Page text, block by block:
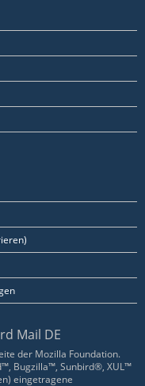
Mail DE
der Mozilla Foundation.
Bugzilla™, Sunbird®, XUL™
eingetragene